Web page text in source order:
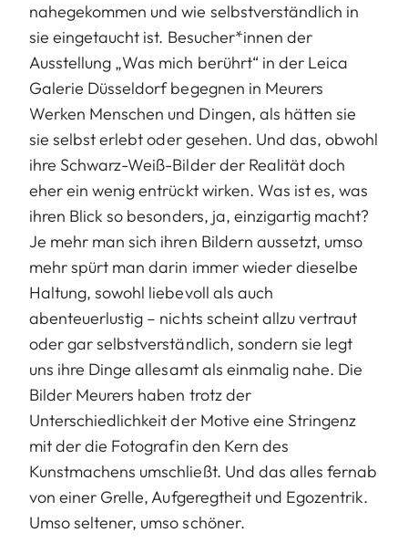
nahegekommen und wie selbstverständlich in
sie eingetaucht ist. Besucher*innen der
Ausstellung „Was mich berührt“ in der Leica
Galerie Düsseldorf begegnen in Meurers
Werken Menschen und Dingen, als hätten sie
sie selbst erlebt oder gesehen. Und das, obwohl
ihre Schwarz-Weiß-Bilder der Realität doch
eher ein wenig entrückt wirken. Was ist es, was
ihren Blick so besonders, ja, einzigartig macht?
Je mehr man sich ihren Bildern aussetzt, umso
mehr spürt man darin immer wieder dieselbe
Haltung, sowohl liebevoll als auch
abenteuerlustig – nichts scheint allzu vertraut
oder gar selbstverständlich, sondern sie legt
uns ihre Dinge allesamt als einmalig nahe. Die
Bilder Meurers haben trotz der
Unterschiedlichkeit der Motive eine Stringenz
mit der die Fotografin den Kern des
Kunstmachens umschließt. Und das alles fernab
von einer Grelle, Aufgeregtheit und Egozentrik.
Umso seltener, umso schöner.